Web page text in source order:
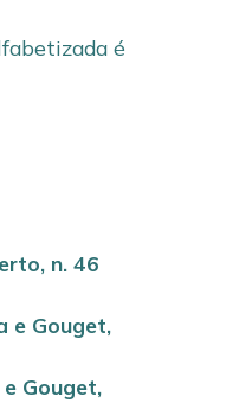
é
, n. 46
e Gouget,
e Gouget,